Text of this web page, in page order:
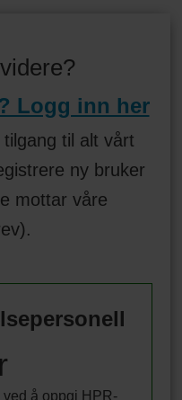
Logg inn her
til alt vårt
ny bruker
mottar våre
å oppgi HPR-